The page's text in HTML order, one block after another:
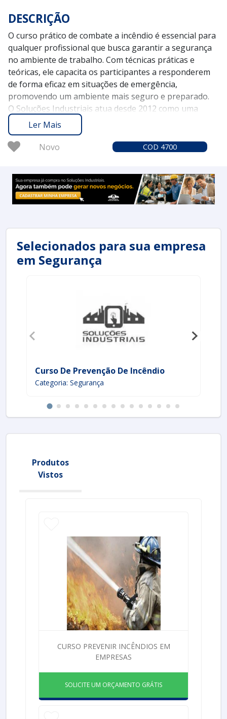
DESCRIÇÃO
O curso prático de combate a incêndio é essencial para
qualquer profissional que busca garantir a segurança
no ambiente de trabalho. Com técnicas práticas e
teóricas, ele capacita os participantes a responderem
de forma eficaz em situações de emergência,
promovendo um ambiente mais seguro e preparado.
O Soluções Industriais atua desde 2012 como uma
plataforma que conecta empresas aos melhores
fornecedores de cursos de segurança, incluindo o
combate a incêndios. Com mais de 1,6 milhão de
na busca por treinamentos especializados.
Solicite um orçamento no Soluções Industriais e eleve a
segurança da sua equipe ao próximo nível com um
Ler Mais
Novo
COD 4700
Selecionados para sua empresa
em Segurança
Curso De Prevenção De Incêndio
Categoria: Segurança
Produtos
Vistos
CURSO PREVENIR INCÊNDIOS EM
EMPRESAS
SOLICITE UM ORÇAMENTO GRÁTIS